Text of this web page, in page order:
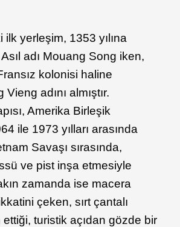
ilk yerleşim, 1353 yılına
adı Mouang Song iken,
kolonisi haline
adını almıştır.
Amerika Birleşik
ile 1973 yılları arasında
Savaşı sırasında,
ve pist inşa etmesiyle
zamanda ise macera
çeken, sırt çantalı
turistik açıdan gözde bir